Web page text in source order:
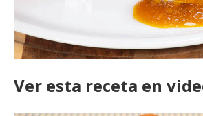
Ver esta receta en